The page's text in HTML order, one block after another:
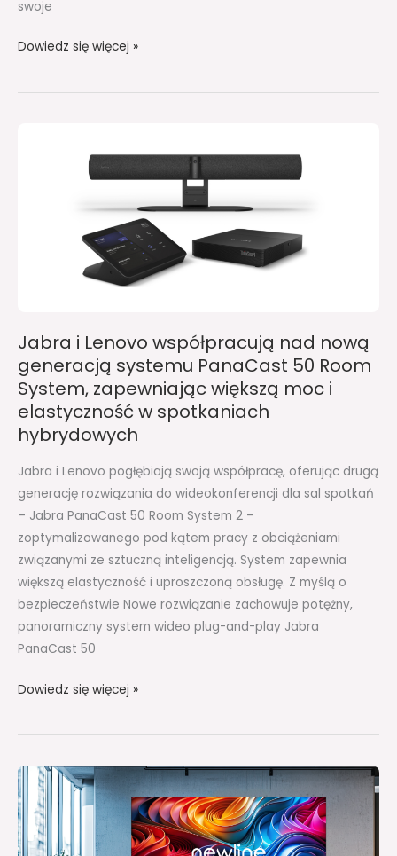
swoje
Dowiedz się więcej »
Jabra i Lenovo współpracują nad nową
generacją systemu PanaCast 50 Room
System, zapewniając większą moc i
elastyczność w spotkaniach
hybrydowych
Jabra i Lenovo pogłębiają swoją współpracę, oferując drugą
generację rozwiązania do wideokonferencji dla sal spotkań
– Jabra PanaCast 50 Room System 2 –
zoptymalizowanego pod kątem pracy z obciążeniami
związanymi ze sztuczną inteligencją. System zapewnia
większą elastyczność i uproszczoną obsługę. Z myślą o
bezpieczeństwie Nowe rozwiązanie zachowuje potężny,
panoramiczny system wideo plug-and-play Jabra
PanaCast 50
50
System,
zapewniając
większą
moc
elastyczność
w
spotkaniach
hybrydowych
Dowiedz się więcej »
Nowa
seria
inteligentnych
i